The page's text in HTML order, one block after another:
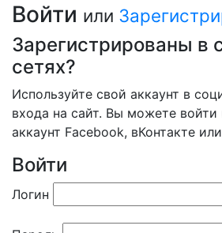
Войти или
Зарегистрированы в
сетях?
Используйте свой аккаунт в
входа на сайт. Вы можете войти
аккаунт Facebook, вКонтакте
Войти
Логин